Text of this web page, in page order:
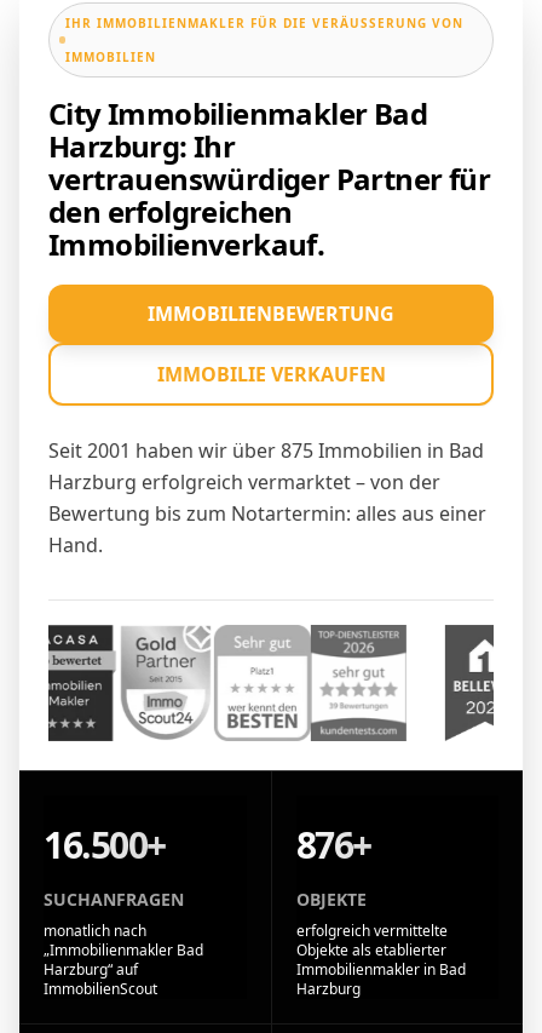
IHR IMMOBILIENMAKLER FÜR DIE VERÄUSSERUNG VON I
MMOBILIEN
City Immobilienmakler Bad
Harzburg: Ihr
vertrauenswürdiger Partner für
den erfolgreichen
Immobilienverkauf.
Seit 2001 haben wir über 875 Immobilien in Bad
Harzburg erfolgreich vermarktet – von der
Bewertung bis zum Notartermin: alles aus einer
Hand.
IMMOBILIENBEWERTUNG
IMMOBILIE VERKAUFEN
16.500+
SUCHANFRAGEN
monatlich nach
„Immobilienmakler Bad
Harzburg“ auf
ImmobilienScout
876+
OBJEKTE
erfolgreich vermittelte
Objekte als etablierter
Immobilienmakler in Bad
Harzburg